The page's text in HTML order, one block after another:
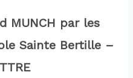
MUNCH par les
Sainte Bertille –